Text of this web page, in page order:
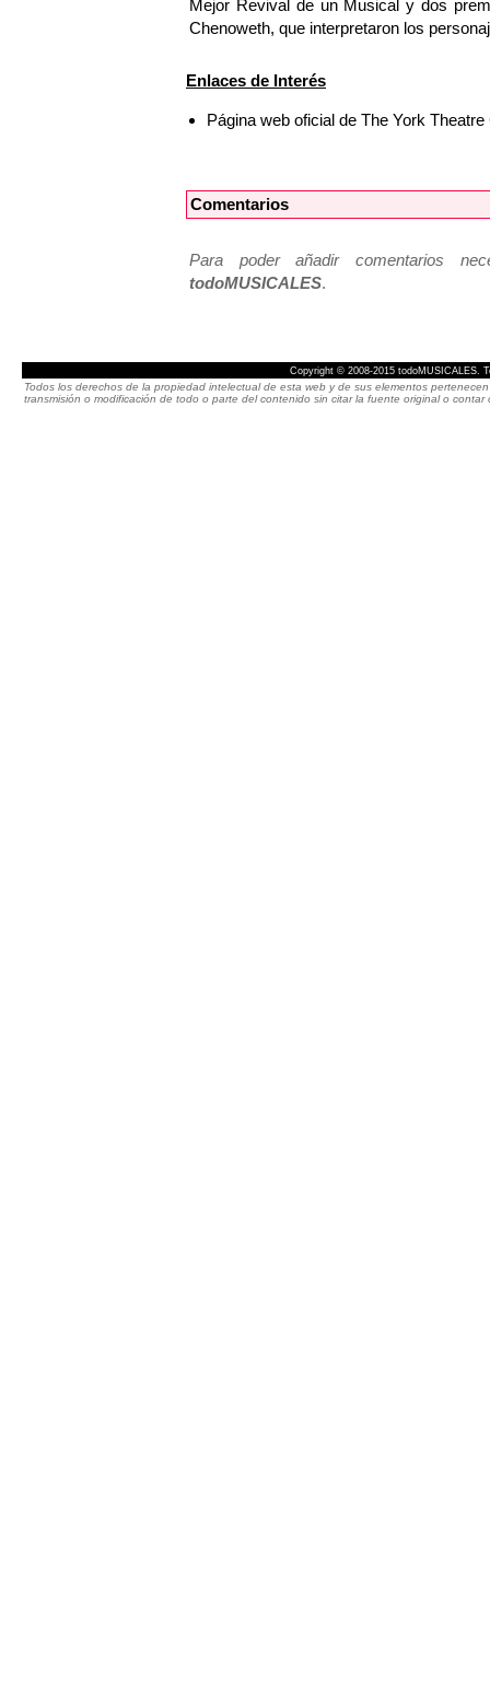
Mejor Revival de un Musical y dos
Chenoweth, que interpretaron los
Enlaces de Interés
Página web oficial de The York
Comentarios
Para poder añadir comentarios
todoMUSICALES.
Copyright © 2008-2015 todoMUSICALES.
Todos los derechos de la propiedad intelectual de esta web y de sus elementos
transmisión o modificación de todo o parte del contenido sin citar la fuente original o